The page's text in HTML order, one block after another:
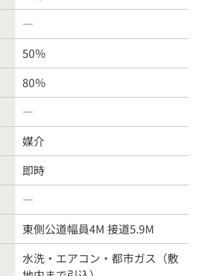
―
50％
80％
―
媒介
即時
―
東側公道幅員4M 接道5.9M
水洗・エアコン・都市ガス（敷
売り土地